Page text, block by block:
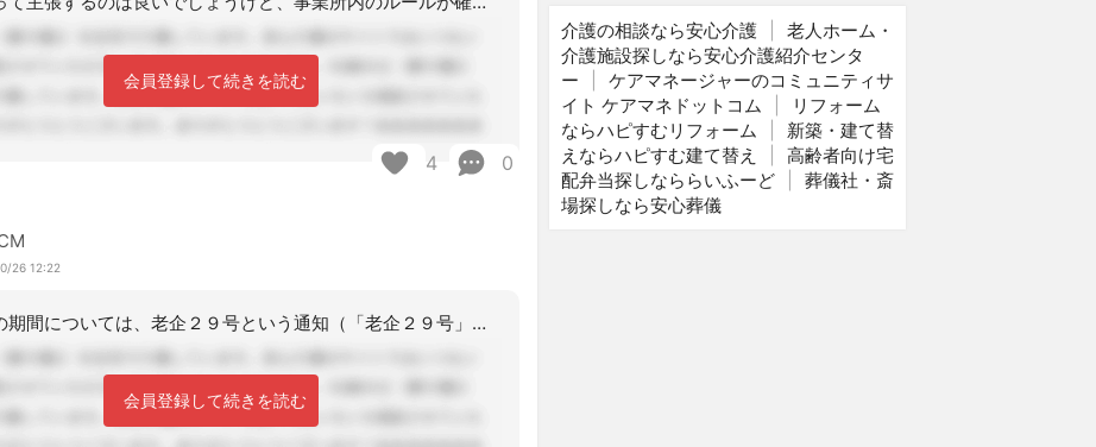
会員登録して続きを読む
4 0
26 12:22
短期目標の期間については、老企２９号という通知（「老企２９号」で検索すればすぐに
会員登録して続きを読む
介護の相談なら安心介護
老人ホーム・
介護施設探しなら安心介護紹介センタ
ー
ケアマネージャーのコミュニティサ
イト ケアマネドットコム
リフォーム
ならハピすむリフォーム
新築・建て替
えならハピすむ建て替え
高齢者向け宅
配弁当探しなららいふーど
葬儀社・斎
場探しなら安心葬儀